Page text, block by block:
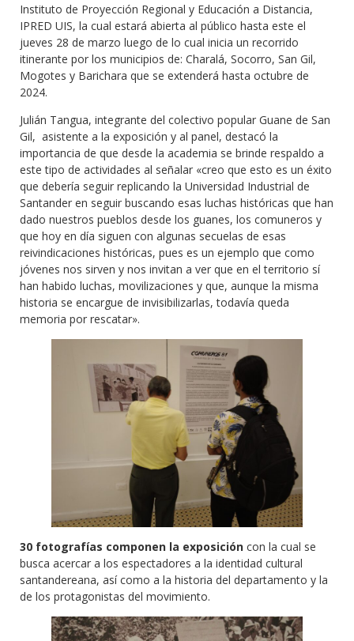
Instituto de Proyección Regional y Educación a Distancia,
IPRED UIS, la cual estará abierta al público hasta este el
jueves 28 de marzo luego de lo cual inicia un recorrido
itinerante por los municipios de: Charalá, Socorro, San Gil,
Mogotes y Barichara que se extenderá hasta octubre de
2024.
Julián Tangua, integrante del colectivo popular Guane de San
Gil, asistente a la exposición y al panel, destacó la
importancia de que desde la academia se brinde respaldo a
este tipo de actividades al señalar «creo que esto es un éxito
que debería seguir replicando la Universidad Industrial de
Santander en seguir buscando esas luchas históricas que han
dado nuestros pueblos desde los guanes, los comuneros y
que hoy en día siguen con algunas secuelas de esas
reivindicaciones históricas, pues es un ejemplo que como
jóvenes nos sirven y nos invitan a ver que en el territorio sí
han habido luchas, movilizaciones y que, aunque la misma
historia se encargue de invisibilizarlas, todavía queda
memoria por rescatar».
30 fotografías componen la exposición con la cual se
busca acercar a los espectadores a la identidad cultural
santandereana, así como a la historia del departamento y la
de los protagonistas del movimiento.